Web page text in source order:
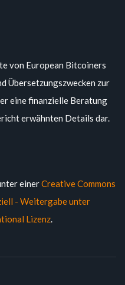
von European Bitcoiners
Übersetzungszwecken zur
eine finanzielle Beratung
erwähnten Details dar.
einerCreative Commons
- Weitergabe unter
Lizenz.